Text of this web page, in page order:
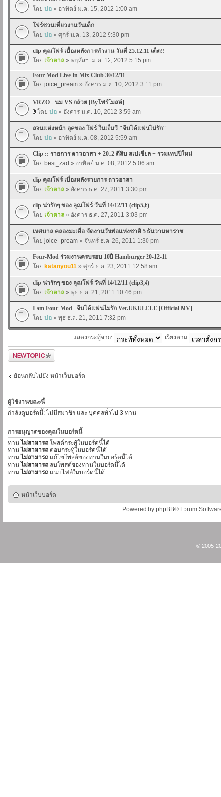
โดย ปอ » อาทิตย์ ม.ค. 15, 2012 1:00 am
โฟร์ชวนเที่ยวงานวันเด็ก
โดย ปอ » ศุกร์ ม.ค. 13, 2012 9:30 pm
clip คุณโฟร์ เบื้องหลังการทำงาน วันที่ 25.12.11 เด็ด!!
โดย เจ้าตาล » พฤหัสฯ. ม.ค. 12, 2012 5:15 pm
Four Mod Live In Mix Club 30/12/11
โดย joice_pream » อังคาร ม.ค. 10, 2012 3:11 pm
VRZO - นม VS กล้วย [Byโฟร์โมสต์]
โดย ปอ » อังคาร ม.ค. 10, 2012 3:59 am
สอนแต่งหน้า ลุคของ โฟร์ ในเอ็มวี "จีบได้แฟนไม่รัก"
โดย ปอ » อาทิตย์ ม.ค. 08, 2012 5:59 am
Clip :: รายการ ดาวอาสา + 2012 ตีสิบ สเปเชียล + รวมเทปปีใหม่
โดย best_zad » อาทิตย์ ม.ค. 08, 2012 5:06 am
clip คุณโฟร์ เบื่องหลังรายการ ดาวอาสา
โดย เจ้าตาล » อังคาร ธ.ค. 27, 2011 3:30 pm
clip น่ารักๆ ของ คุณโฟร์ วันที่ 14/12/11 (clip5,6)
โดย เจ้าตาล » อังคาร ธ.ค. 27, 2011 3:03 pm
เทศบาล คลองมะเดื่อ จัดงานวันพ่อแห่งชาติ 5 ธันวามหาราช
โดย joice_pream » จันทร์ ธ.ค. 26, 2011 1:30 pm
Four-Mod ร่วมงานครบรอบ 10ปี Hamburger 20-12-11
โดย katanyou11 » ศุกร์ ธ.ค. 23, 2011 12:58 am
clip น่ารักๆ ของ คุณโฟร์ วันที่ 14/12/11 (clip3,4)
โดย เจ้าตาล » พุธ ธ.ค. 21, 2011 10:46 pm
I am Four-Mod - จีบได้แฟนไม่รัก Ver.UKULELE [Official MV]
โดย ปอ » พุธ ธ.ค. 21, 2011 7:32 pm
แสดงกระทู้จาก: เรียงตาม
ตั้งกระทู้ใหม่
ย้อนกลับไปยัง หน้าเว็บบอร์ด
ผู้ใช้งานขณะนี้
กำลังดูบอร์ดนี้: ไม่มีสมาชิก และ บุคคลทั่วไป 3 ท่าน
การอนุญาตของคุณในบอร์ดนี้
ท่าน ไม่สามารถ โพสต์กระทู้ในบอร์ดนี้ได้
ท่าน ไม่สามารถ ตอบกระทู้ในบอร์ดนี้ได้
ท่าน ไม่สามารถ แก้ไขโพสต์ของท่านในบอร์ดนี้ได้
ท่าน ไม่สามารถ ลบโพสต์ของท่านในบอร์ดนี้ได้
ท่าน ไม่สามารถ แนบไฟล์ในบอร์ดนี้ได้
หน้าเว็บบอร์ด
Powered by phpBB® Forum
© 2005-